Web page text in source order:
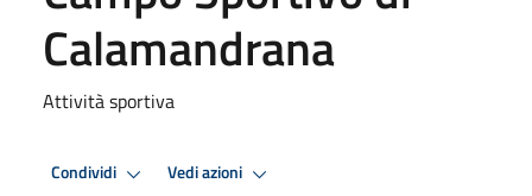
Calamandrana
Attività sportiva
Condividi Vedi azioni